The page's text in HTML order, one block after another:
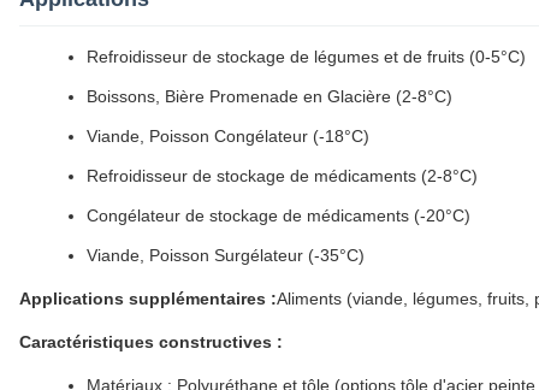
Refroidisseur de stockage de légumes et de fruits (0-5°C)
Boissons, Bière Promenade en Glacière (2-8°C)
Viande, Poisson Congélateur (-18°C)
Refroidisseur de stockage de médicaments (2-8°C)
Congélateur de stockage de médicaments (-20°C)
Viande, Poisson Surgélateur (-35°C)
Applications supplémentaires :Aliments (viande, légumes, fruits,
Caractéristiques constructives :
Matériaux : Polyuréthane et tôle (options tôle d'acier